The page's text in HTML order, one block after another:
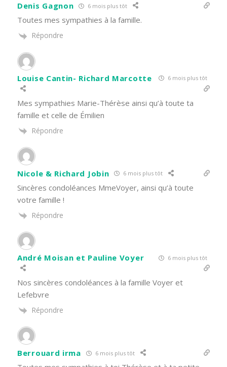
Denis Gagnon 6 mois plus tôt
Toutes mes sympathies à la famille.
Répondre
Louise Cantin- Richard Marcotte 6 mois plus tôt
Mes sympathies Marie-Thérèse ainsi qu’à toute ta
famille et celle de Émilien
Répondre
Nicole & Richard Jobin 6 mois plus tôt
Sincères condoléances MmeVoyer, ainsi qu’à toute
votre famille !
Répondre
André Moisan et Pauline Voyer 6 mois plus tôt
Nos sincères condoléances à la famille Voyer et
Lefebvre
Répondre
Berrouard irma 6 mois plus tôt